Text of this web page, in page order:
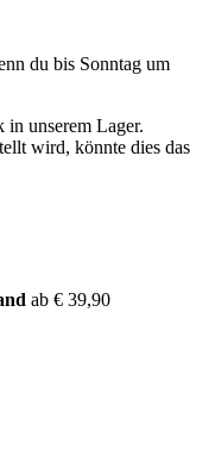
du bis Sonntag um
unserem Lager.
wird, könnte dies das
ab € 39,90